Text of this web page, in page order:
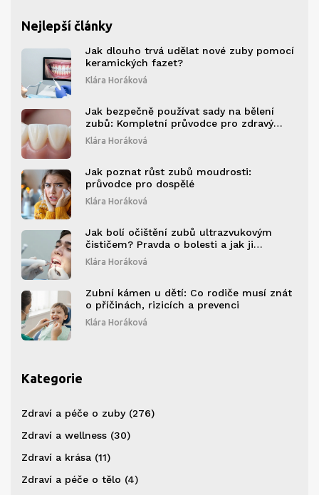
Nejlepší články
Jak dlouho trvá udělat nové zuby pomocí
keramických fazet?
Klára Horáková
Jak bezpečně používat sady na bělení
zubů: Kompletní průvodce pro zdravý
úsměv
Klára Horáková
Jak poznat růst zubů moudrosti:
průvodce pro dospělé
Klára Horáková
Jak bolí očištění zubů ultrazvukovým
čističem? Pravda o bolesti a jak ji
minimalizovat
Klára Horáková
Zubní kámen u dětí: Co rodiče musí znát
o příčinách, rizicích a prevenci
Klára Horáková
Kategorie
Zdraví a péče o zuby (276)
Zdraví a wellness (30)
Zdraví a krása (11)
Zdraví a péče o tělo (4)